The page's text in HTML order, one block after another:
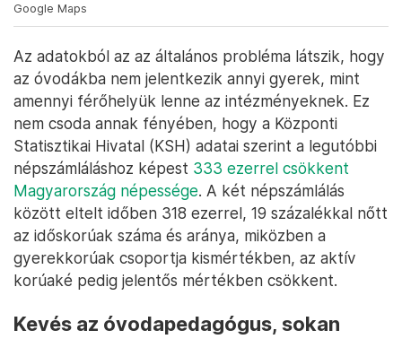
Google Maps
Az adatokból az az általános probléma látszik, hogy
az óvodákba nem jelentkezik annyi gyerek, mint
amennyi férőhelyük lenne az intézményeknek. Ez
nem csoda annak fényében, hogy a Központi
Statisztikai Hivatal (KSH) adatai szerint a legutóbbi
népszámláláshoz képest 333 ezerrel csökkent
Magyarország népessége. A két népszámlálás
között eltelt időben 318 ezerrel, 19 százalékkal nőtt
az időskorúak száma és aránya, miközben a
gyerekkorúak csoportja kismértékben, az aktív
korúaké pedig jelentős mértékben csökkent.
Kevés az óvodapedagógus, sokan